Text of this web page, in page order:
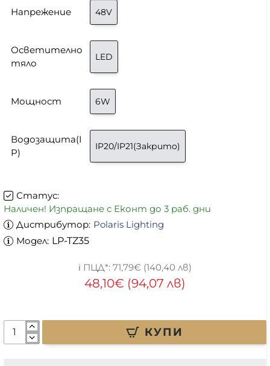
Статус:
Наличен! Изпращане с Еконт до 3 раб. дни
Дистрибутор: Polaris Lighting
Модел: LP-TZ35
48,10€ (94,07 лв)
71,79€ (140,40 лв)
Напрежение 48V
Осветително
тяло
LED
Мощност 6W
Водозащита(I
P)
IP20/IP21(Закрито)
КУПИ